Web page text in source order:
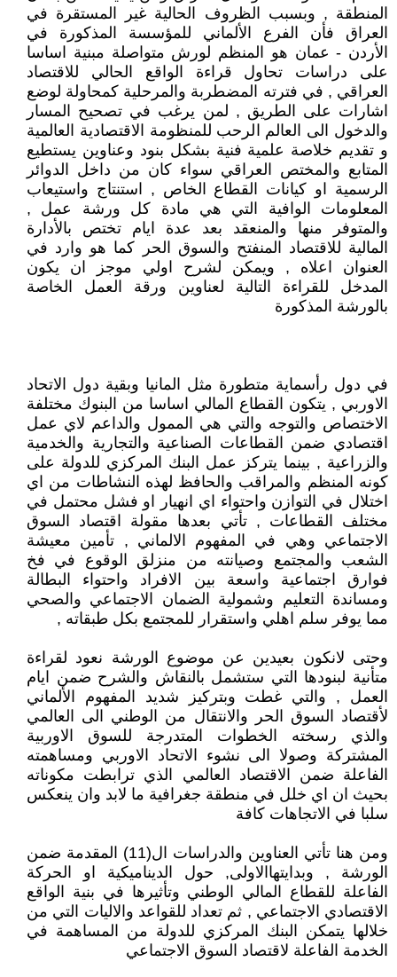
المنطقة , وبسبب الظروف الحالية غير المستقرة في
العراق فأن الفرع الألماني للمؤسسة المذكورة في
الأردن - عمان هو المنظم لورش متواصلة مبنية اساسا
على دراسات تحاول قراءة الواقع الحالي للاقتصاد
العراقي , في فترته المضطربة والمرحلية كمحاولة لوضع
اشارات على الطريق , لمن يرغب في تصحيح المسار
والدخول الى العالم الرحب للمنظومة الاقتصادية العالمية
و تقديم خلاصة علمية فنية بشكل بنود وعناوين يستطيع
المتابع والمختص العراقي سواء كان من داخل الدوائر
الرسمية او كيانات القطاع الخاص , استنتاج واستيعاب
المعلومات الوافية التي هي مادة كل ورشة عمل ,
والمتوفر منها والمنعقد بعد عدة ايام تختص بالأدارة
المالية للاقتصاد المنفتح والسوق الحر كما هو وارد في
العنوان اعلاه , ويمكن لشرح اولي موجز ان يكون
المدخل للقراءة التالية لعناوين ورقة العمل الخاصة
بالورشة المذكورة
في دول رأسماية متطورة مثل المانيا وبقية دول الاتحاد
الاوربي , يتكون القطاع المالي اساسا من البنوك مختلفة
الاختصاص والتوجه والتي هي الممول والداعم لاي عمل
اقتصادي ضمن القطاعات الصناعية والتجارية والخدمية
والزراعية , بينما يتركز عمل البنك المركزي للدولة على
كونه المنظم والمراقب والحافظ لهذه النشاطات من اي
اختلال في التوازن واحتواء اي انهيار او فشل محتمل في
مختلف القطاعات , تأتي بعدها مقولة اقتصاد السوق
الاجتماعي وهي في المفهوم الالماني , تأمين معيشة
الشعب والمجتمع وصيانته من منزلق الوقوع في فخ
فوارق اجتماعية واسعة بين الافراد واحتواء البطالة
ومساندة التعليم وشمولية الضمان الاجتماعي والصحي
مما يوفر سلم اهلي واستقرار للمجتمع بكل طبقاته ,
وحتى لانكون بعيدين عن موضوع الورشة نعود لقراءة
متأنية لبنودها التي ستشمل بالنقاش والشرح ضمن ايام
العمل , والتي غطت وبتركيز شديد المفهوم الألماني
لأقتصاد السوق الحر والانتقال من الوطني الى العالمي
والذي رسخته الخطوات المتدرجة للسوق الاوربية
المشتركة وصولا الى نشوء الاتحاد الاوربي ومساهمته
الفاعلة ضمن الاقتصاد العالمي الذي ترابطت مكوناته
بحيث ان اي خلل في منطقة جغرافية ما لابد وان ينعكس
سلبا في الاتجاهات كافة
ومن هنا تأتي العناوين والدراسات ال(11) المقدمة ضمن
الورشة , وبدايتهاالاولى, حول الديناميكية او الحركة
الفاعلة للقطاع المالي الوطني وتأثيرها في بنية الواقع
الاقتصادي الاجتماعي , ثم تعداد للقواعد والاليات التي من
خلالها يتمكن البنك المركزي للدولة من المساهمة في
الخدمة الفاعلة لاقتصاد السوق الاجتماعي